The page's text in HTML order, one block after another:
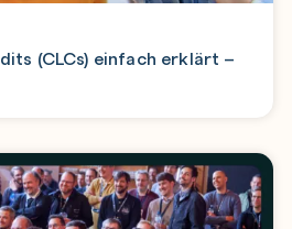
(CLCs) einfach erklärt –